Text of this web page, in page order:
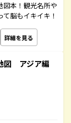
図本！観光名所や
脳もイキイキ！
詳細を見る
図 アジア編